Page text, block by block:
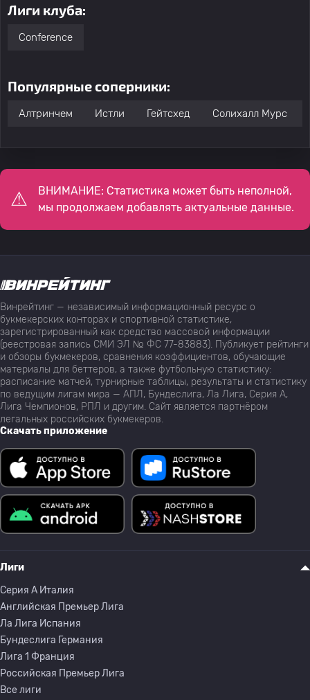
Лиги клуба:
Conference
Популярные соперники:
Алтринчем Истли Гейтсхед Солихалл Мурс
ВНИМАНИЕ: Статистика может быть неполной,
мы продолжаем добавлять актуальные данные.
Винрейтинг — независимый информационный ресурс о
букмекерских конторах и спортивной статистике,
зарегистрированный как средство массовой информации
(реестровая запись СМИ ЭЛ № ФС 77-83883). Публикует рейтинги
и обзоры букмекеров, сравнения коэффициентов, обучающие
материалы для беттеров, а также футбольную статистику:
расписание матчей, турнирные таблицы, результаты и статистику
по ведущим лигам мира — АПЛ, Бундеслига, Ла Лига, Серия А,
Лига Чемпионов, РПЛ и другим. Сайт является партнёром
легальных российских букмекеров.
Скачать приложение
Лиги
Серия A Италия
Английская Премьер Лига
Ла Лига Испания
Бундеслига Германия
Лига 1 Франция
Российская Премьер Лига
Все лиги